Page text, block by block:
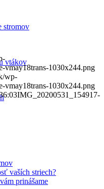
stromov
vtákov
vmay18trans-1030x244.png
wp-
vmay18trans-1030x244.png
IMG_20200531_154917-
vaších striech?
prinášame